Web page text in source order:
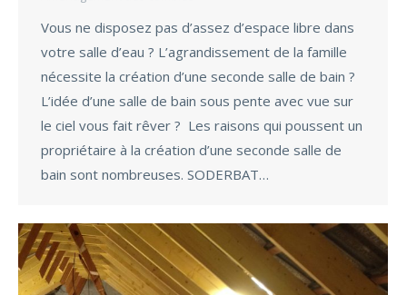
Vous ne disposez pas d’assez d’espace libre dans
votre salle d’eau ? L’agrandissement de la famille
nécessite la création d’une seconde salle de bain ?
L’idée d’une salle de bain sous pente avec vue sur
le ciel vous fait rêver ? Les raisons qui poussent un
propriétaire à la création d’une seconde salle de
bain sont nombreuses. SODERBAT…